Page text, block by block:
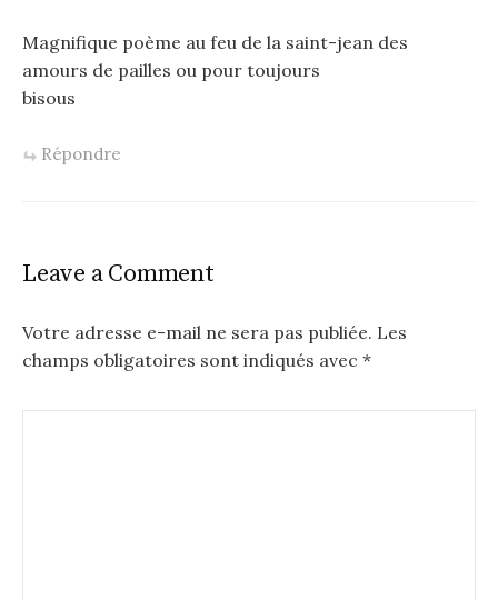
Magnifique poème au feu de la saint-jean des
amours de pailles ou pour toujours
bisous
Répondre
Leave a Comment
Votre adresse e-mail ne sera pas publiée. Les
champs obligatoires sont indiqués avec *